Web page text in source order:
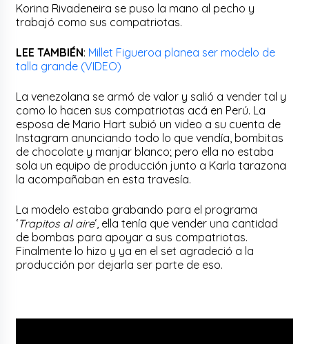
Korina Rivadeneira se puso la mano al pecho y
trabajó como sus compatriotas.
LEE TAMBIÉN: Millet Figueroa planea ser modelo de
talla grande (VIDEO)
La venezolana se armó de valor y salió a vender tal y
como lo hacen sus compatriotas acá en Perú. La
esposa de Mario Hart subió un video a su cuenta de
Instagram anunciando todo lo que vendía, bombitas
de chocolate y manjar blanco; pero ella no estaba
sola un equipo de producción junto a Karla tarazona
la acompañaban en esta travesía.
La modelo estaba grabando para el programa
‘Trapitos al aire‘, ella tenía que vender una cantidad
de bombas para apoyar a sus compatriotas.
Finalmente lo hizo y ya en el set agradeció a la
producción por dejarla ser parte de eso.